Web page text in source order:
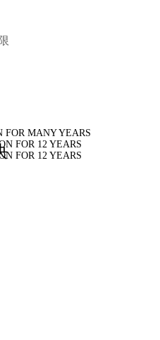
FOR MANY YEARS
FOR 12 YEARS
FOR 12 YEARS